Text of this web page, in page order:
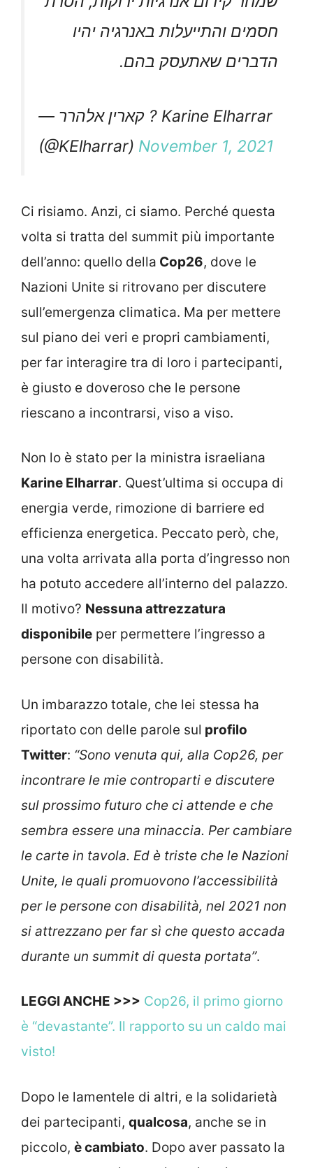
חסמים והתייעלות באנרגיה יהיו
הדברים שאתעסק בהם.
— קארין אלהרר ? Karine Elharrar
(@KElharrar) November 1, 2021
Ci risiamo. Anzi, ci siamo. Perché questa
volta si tratta del summit più importante
dell’anno: quello della Cop26, dove le
Nazioni Unite si ritrovano per discutere
sull’emergenza climatica. Ma per mettere
sul piano dei veri e propri cambiamenti,
per far interagire tra di loro i partecipanti,
è giusto e doveroso che le persone
riescano a incontrarsi, viso a viso.
Non lo è stato per la ministra israeliana
Karine Elharrar. Quest’ultima si occupa di
energia verde, rimozione di barriere ed
efficienza energetica. Peccato però, che,
una volta arrivata alla porta d’ingresso non
ha potuto accedere all’interno del palazzo.
Il motivo? Nessuna attrezzatura
disponibile per permettere l’ingresso a
persone con disabilità.
Un imbarazzo totale, che lei stessa ha
riportato con delle parole sul profilo
Twitter: “Sono venuta qui, alla Cop26, per
incontrare le mie controparti e discutere
sul prossimo futuro che ci attende e che
sembra essere una minaccia. Per cambiare
le carte in tavola. Ed è triste che le Nazioni
Unite, le quali promuovono l’accessibilità
per le persone con disabilità, nel 2021 non
si attrezzano per far sì che questo accada
durante un summit di questa portata”.
LEGGI ANCHE >>> Cop26, il primo giorno
è “devastante”. Il rapporto su un caldo mai
visto!
Dopo le lamentele di altri, e la solidarietà
dei partecipanti, qualcosa, anche se in
piccolo, è cambiato. Dopo aver passato la